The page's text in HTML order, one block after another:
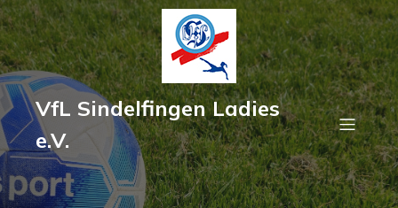
VfL Sindelfingen Ladies
e.V.